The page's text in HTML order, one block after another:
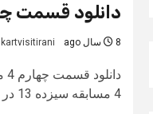
دانلود قسمت چهارم 4 مسابقه
8 سال ago kartvisitirani
4 مسابقه سیزده 13 در ادامه مطلب (بیشتر…)